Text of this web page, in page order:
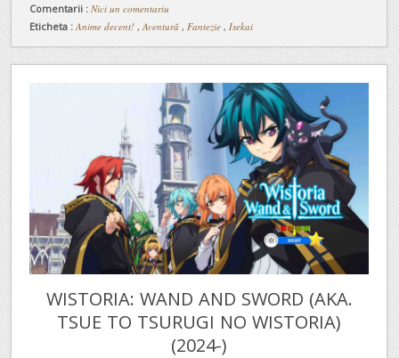
Comentarii : Nici un comentariu
Eticheta : Anime decent! , Aventură , Fantezie , Isekai
WISTORIA: WAND AND SWORD (AKA.
TSUE TO TSURUGI NO WISTORIA)
(2024-)